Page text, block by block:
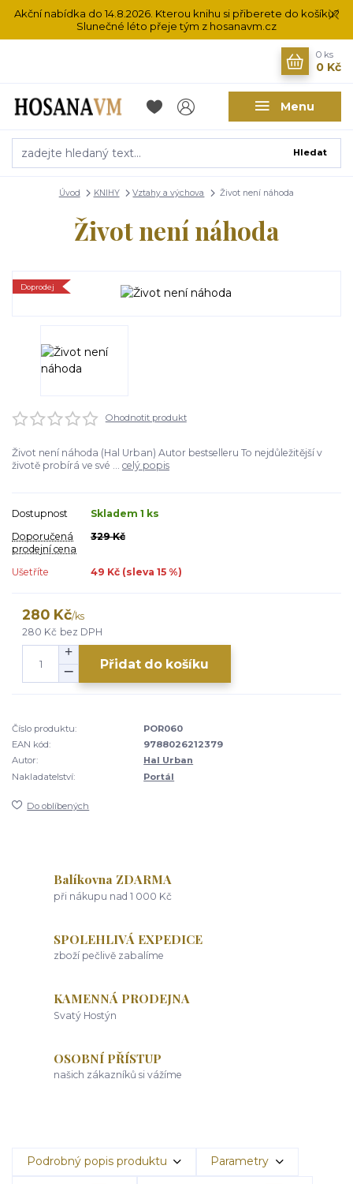
Akční nabídka do 14.8.2026. Kterou knihu si přiberete do košíku?
Slunečné léto přeje tým z hosanavm.cz
Menu
Hledat
0 ks
0 Kč
Úvod KNIHY Vztahy a výchova Život není náhoda
Život není náhoda
Doprodej
Ohodnotit produkt
Život není náhoda (Hal Urban) Autor bestselleru To nejdůležitější v
životě probírá ve své ... celý popis
Dostupnost
Skladem 1 ks
Doporučená
prodejní cena
329 Kč
Ušetříte 49 Kč (sleva 15 %)
280 Kč/ks
280 Kč bez DPH
Přidat do košíku
Číslo produktu:
POR060
EAN kód:
9788026212379
Autor:
Hal Urban
Nakladatelství:
Portál
Do oblíbených
Balíkovna ZDARMA
při nákupu nad 1 000 Kč
SPOLEHLIVÁ EXPEDICE
zboží pečlivě zabalíme
KAMENNÁ PRODEJNA
Svatý Hostýn
OSOBNÍ PŘÍSTUP
našich zákazníků si vážíme
Podrobný popis produktu Parametry